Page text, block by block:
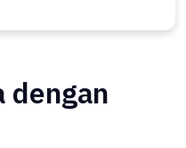
dengan